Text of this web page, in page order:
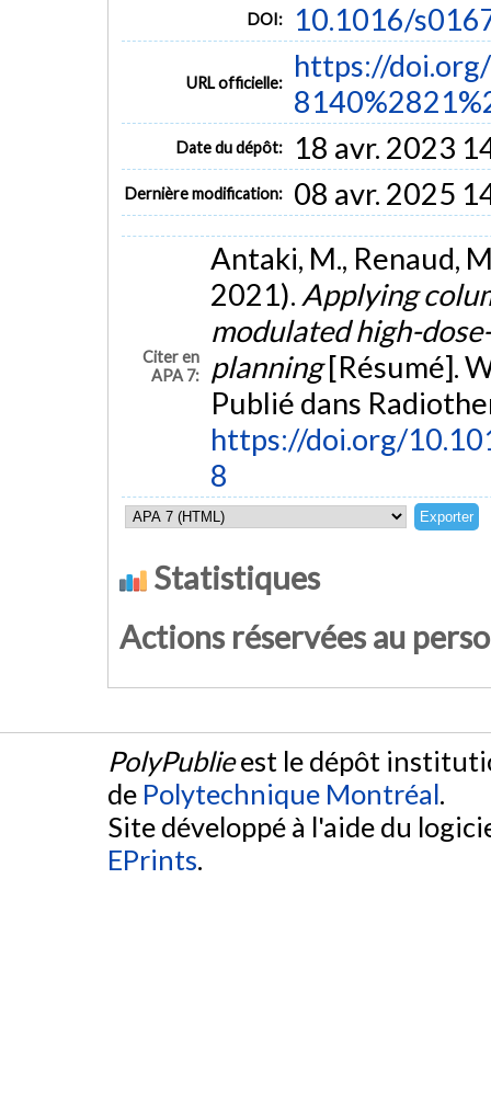
DOI: 10.1016/
URL officielle:
https://
Date du dépôt: 18 avr. 2023
Dernière modification: 08 avr. 2025
Citer en
APA 7:
Antaki, M., Renaud,
2021). Applying
modulated high-
planning[Résumé].
Publié dans
https://doi.org/
8
Statistiques
Actions réservées au
PolyPublieest le dépôt
de Polytechnique Montréal.
Site développé à l'aide du
EPrints.